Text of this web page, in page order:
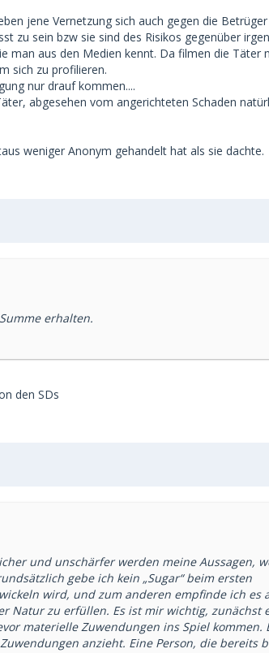
jene Vernetzung sich auch gegen die
zu sein bzw sie sind des Risikos gegenüber
man aus den Medien kennt. Da filmen die Täter
sich zu profilieren.
nur drauf kommen....
abgesehen vom angerichteten Schaden
weniger Anonym gehandelt hat als sie dachte.
erhalten.
den SDs
und unschärfer werden meine Aussagen,
gebe ich kein „Sugar“ beim ersten
wird, und zum anderen empfinde ich es
Natur zu erfüllen. Es ist mir wichtig, zunächst
materielle Zuwendungen ins Spiel kommen.
anzieht. Eine Person, die bereits